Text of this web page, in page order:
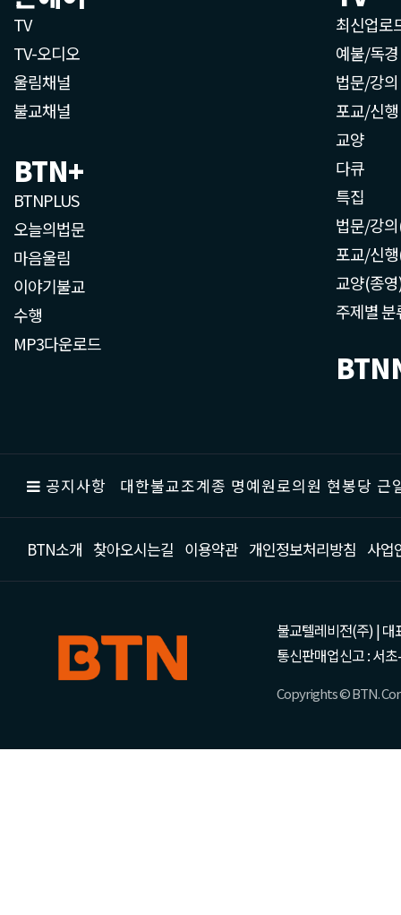
TV
TV-오디오
울림채널
불교채널
BTN+
BTNPLUS
오늘의법문
마음울림
이야기불교
수행
MP3다운로드
최신업로
예불/독경
법문/강의
포교/신행
교양
다큐
특집
법문/강
포교/신
교양(종
주제별 분
공지사항 대한불교조계종 명예원로의원 현봉당
BTN소개 찾아오시는길 이용약관 개인정보처리방침 사업
불교텔레비전(주) | 대
통신판매업신고 : 서
Copyrights © BTN.